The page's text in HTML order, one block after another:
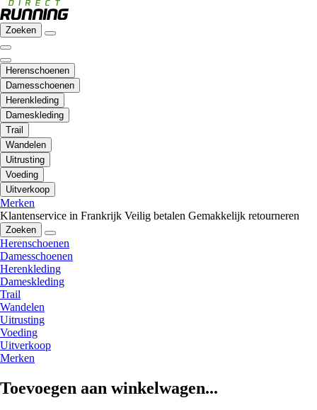
Zoeken
Herenschoenen
Damesschoenen
Herenkleding
Dameskleding
Trail
Wandelen
Uitrusting
Voeding
Uitverkoop
Merken
Klantenservice in Frankrijk Veilig betalen Gemakkelijk retourneren
Zoeken
Herenschoenen
Damesschoenen
Herenkleding
Dameskleding
Trail
Wandelen
Uitrusting
Voeding
Uitverkoop
Merken
Toevoegen aan winkelwagen...